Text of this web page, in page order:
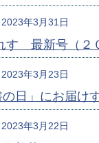
2023年3月31日
す 最新号（２
2023年3月23日
の日」にお届
2023年3月22日